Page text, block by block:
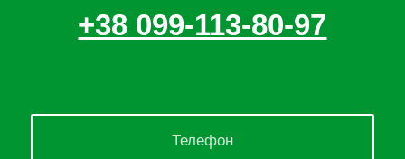
+38 099-113-80-97